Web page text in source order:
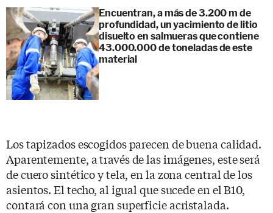
Encuentran, a más de 3.200 m de
profundidad, un yacimiento de litio
disuelto en salmueras que contiene
43.000.000 de toneladas de este
material
Los tapizados escogidos parecen de buena calidad.
Aparentemente, a través de las imágenes, este será
de cuero sintético y tela, en la zona central de los
asientos. El techo, al igual que sucede en el B10,
contará con una gran superficie acristalada.